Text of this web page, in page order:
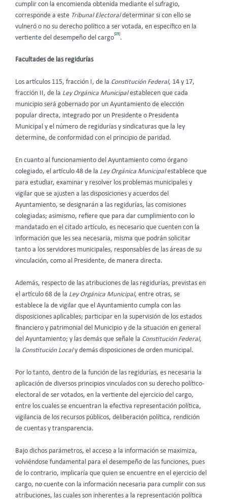
cumplir con la encomienda obtenida mediante el sufragio,
corresponde a este Tribunal Electoraldeterminar si con ello se
vulneró o no su derecho político a ser votada, en específico en la
vertiente del desempeño del cargo
[25]
.
Facultades de las regidurías
Los artículos 115, fracción I, de la Constitución Federal, 14 y 17,
fracción II, de la Ley Orgánica Municipalestablecen que cada
municipio será gobernado por un Ayuntamiento de elección
popular directa, integrado por un Presidente o Presidenta
Municipal y el número de regidurías y sindicaturas que la ley
determine, de conformidad con el principio de paridad.
En cuanto al funcionamiento del Ayuntamiento como órgano
colegiado, el artículo 48 de la Ley Orgánica Municipalestablece que
para estudiar, examinar y resolver los problemas municipales y
vigilar que se ajusten a las disposiciones y acuerdos del
Ayuntamiento, se designarán a las regidurías, las comisiones
colegiadas; asimismo, refiere que para dar cumplimiento con lo
mandatado en el citado artículo, es necesario que cuenten con la
información que les sea necesaria, misma que podrán solicitar
tanto a los servidores municipales, responsables de las áreas de su
vinculación, como al Presidente, de manera directa.
Además, respecto de las atribuciones de las regidurías, previstas en
el artículo 68 de la Ley Orgánica Municipal, entre otras, se
establece la de vigilar que el Ayuntamiento cumpla con las
disposiciones aplicables; participar en la supervisión de los estados
financiero y patrimonial del Municipio y de la situación en general
del Ayuntamiento; y las demás que señale la Constitución Federal,
la Constitución Localy demás disposiciones de orden municipal.
Por lo tanto, dentro de la función de las regidurías, es necesaria la
aplicación de diversos principios vinculados con su derecho político-
electoral de ser votados, en la vertiente del ejercicio del cargo,
entre los cuales se encuentran la efectiva representación política,
vigilancia de los recursos públicos, deliberación política, rendición
de cuentas y transparencia.
Bajo dichos parámetros, el acceso a la información se maximiza,
volviéndose fundamental para el desempeño de las funciones, pues
de lo contrario, implicaría que quien se encuentre en el ejercicio del
cargo, no cuente con la información necesaria para cumplir con sus
atribuciones, las cuales son inherentes a la representación política